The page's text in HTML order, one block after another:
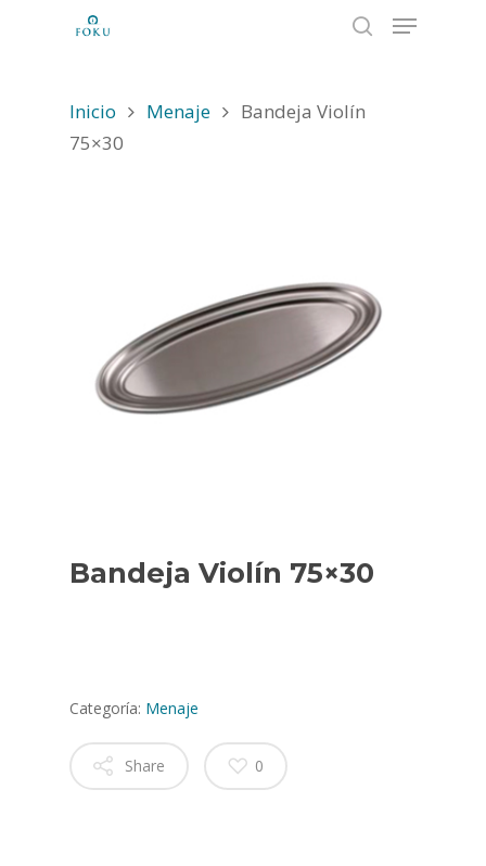
Hit enter to search or ESC to close
Inicio Menaje
Bandeja Violín
75×30
Bandeja Violín 75×30
Categoría: Menaje
Share 0